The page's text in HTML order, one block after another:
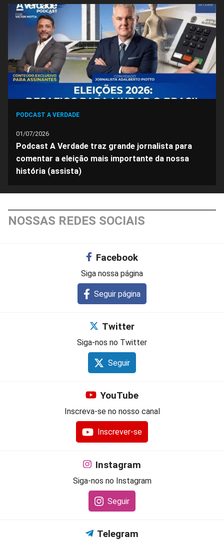
no
Facebook
no
Whatsapp
no
Twitter
no
Messenger
no
Telegram
no
Gettr
PODCAST A VERDADE
01/07/2026
Podcast A Verdade traz grande jornalista para
comentar a eleição mais importante da nossa
história (assista)
NOSSAS REDES SOCIAIS
Facebook
Siga nossa página
Seguir página
Twitter
Siga-nos no Twitter
Seguir
YouTube
Inscreva-se no nosso canal
Inscrever-se
Instagram
Siga-nos no Instagram
Seguir
Telegram